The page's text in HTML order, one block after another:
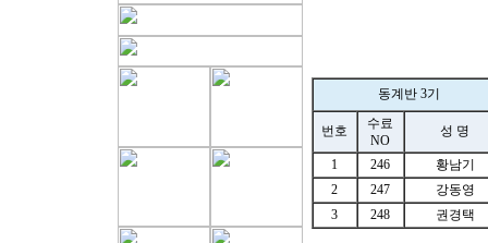
동계반 3기
번호
수료
NO
성 명
1 246
황남기
2
247
강동영
3
248 권경택